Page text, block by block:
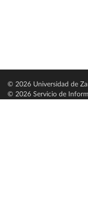
© 2026 Universidad de
© 2026 Servicio de